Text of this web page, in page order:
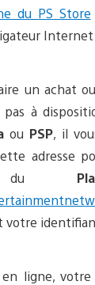
du PS Store
Internet
un achat
pas à
ou PSP, il
adresse
du
votre
ligne,